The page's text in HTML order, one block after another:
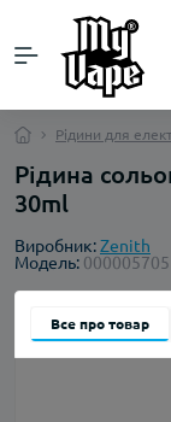
Рідини для
Рідина
30ml
Виробник:Zenith
Модель: 000005705
Все про товар